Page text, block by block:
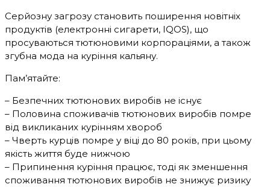
Серйозну загрозу становить поширення новітніх
продуктів (електронні сигарети, IQOS), що
просуваються тютюновими корпораціями, а також
згубна мода на куріння кальяну.
Пам’ятайте:
– Безпечних тютюнових виробів не існує
– Половина споживачів тютюнових виробів помре
від викликаних курінням хвороб
– Чверть курців помре у віці до 80 років, при цьому
якість життя буде нижчою
– Припинення куріння працює, тоді як зменшення
споживання тютюнових виробів не знижує ризику